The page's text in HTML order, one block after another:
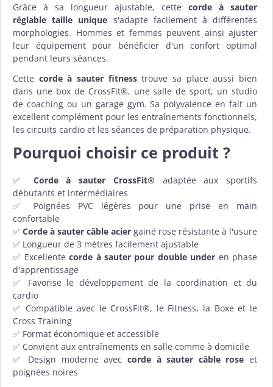
Grâce à sa longueur ajustable, cette corde à sauter
réglable taille unique s'adapte facilement à différentes
morphologies. Hommes et femmes peuvent ainsi ajuster
leur équipement pour bénéficier d'un confort optimal
pendant leurs séances.
Cette corde à sauter fitnesstrouve sa place aussi bien
dans une box de CrossFit®, une salle de sport, un studio
de coaching ou un garage gym. Sa polyvalence en fait un
excellent complément pour les entraînements fonctionnels,
les circuits cardio et les séances de préparation physique.
Pourquoi choisir ce produit ?
✅ Corde à sauter CrossFit® adaptée aux sportifs
débutants et intermédiaires
✅ Poignées PVC légères pour une prise en main
confortable
✅ Corde à sauter câble acier gainé rose résistante à l'usure
✅ Longueur de 3 mètres facilement ajustable
✅ Excellentecorde à sauter pour double under en phase
d'apprentissage
✅ Favorise le développement de la coordination et du
cardio
✅ Compatible avec le CrossFit®, le Fitness, la Boxe et le
Cross Training
✅ Format économique et accessible
✅ Convient aux entraînements en salle comme à domicile
✅ Design moderne avec corde à sauter câble rose et
poignées noires